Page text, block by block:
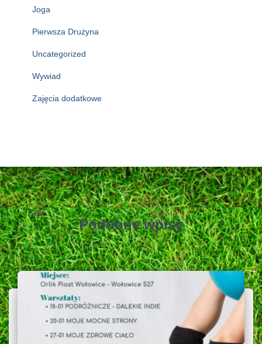
Joga
Pierwsza Drużyna
Uncategorized
Wywiad
Zajęcia dodatkowe
Podobne wpisy